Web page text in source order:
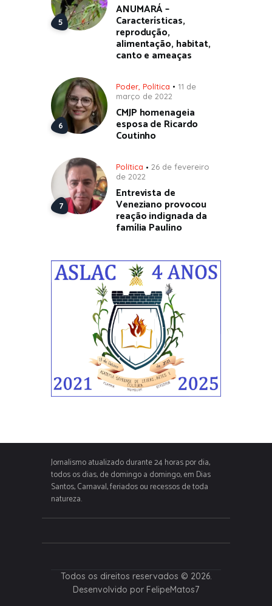
ANUMARÁ –
Características,
reprodução,
alimentação, habitat,
canto e ameaças
Poder, Política
11 de
março de 2022
CMJP homenageia
esposa de Ricardo
Coutinho
Política
26 de fevereiro
de 2022
Entrevista de
Veneziano provocou
reação indignada da
família Paulino
Jornalismo atualizado durante 24 horas por dia,
todos os dias, de domingo a domingo, em Dias
Santos, Carnaval, feriados ou recessos de toda
natureza.
Todos os direitos reservados © 2026.
Desenvolvido por FelipeMatos7